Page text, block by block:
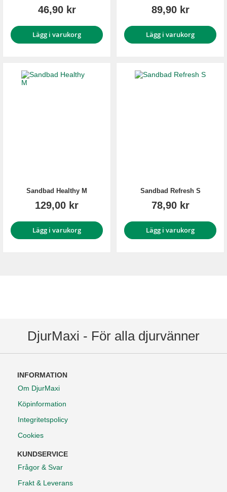
46,90 kr
Lägg i varukorg
89,90 kr
Lägg i varukorg
Sandbad Healthy M
129,00 kr
Lägg i varukorg
Sandbad Refresh S
78,90 kr
Lägg i varukorg
DjurMaxi - För alla djurvänner
INFORMATION
Om DjurMaxi
Köpinformation
Integritetspolicy
Cookies
KUNDSERVICE
Frågor & Svar
Frakt & Leverans